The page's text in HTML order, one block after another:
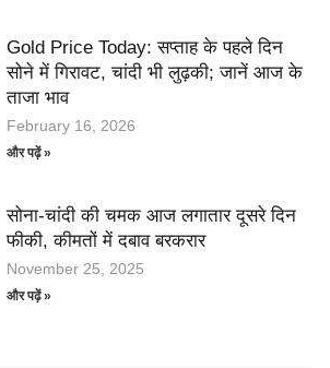
Gold Price Today: सप्ताह के पहले दिन
सोने में गिरावट, चांदी भी लुढ़की; जानें आज के
ताजा भाव
February 16, 2026
और पढ़ें »
सोना-चांदी की चमक आज लगातार दूसरे दिन
फीकी, कीमतों में दबाव बरकरार
November 25, 2025
और पढ़ें »